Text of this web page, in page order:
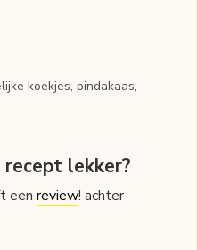
koekjes, pindakaas,
lekker?
eenreview! achter